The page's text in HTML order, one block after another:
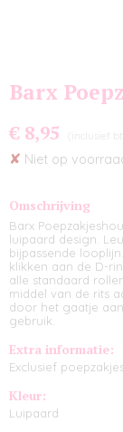
Barx
€ 8,95 (inclusief
✘ Niet op
Omschrijving
Barx
luipaard design.
bijpassende
klikken aan de D-
alle standaard
middel van de rits
door het gaatje
gebruik.
Extra informatie:
Exclusief
Kleur:
Luipaard